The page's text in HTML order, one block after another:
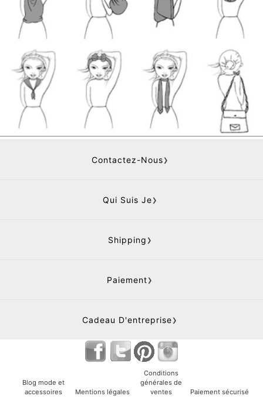
Contactez-Nous
Qui Suis Je
Shipping
Paiement
Cadeau D'entreprise
Blog mode et
accessoires
Mentions légales
Conditions
générales de
ventes
Paiement sécurisé